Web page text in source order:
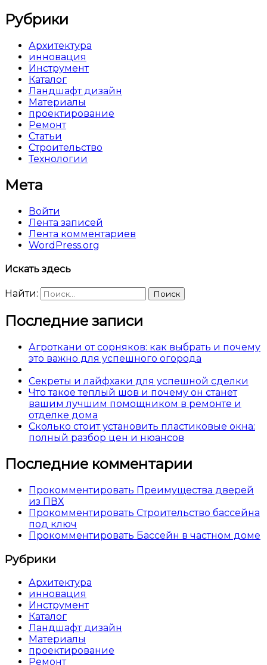
Рубрики
Архитектура
инновация
Инструмент
Каталог
Ландшафт дизайн
Материалы
проектирование
Ремонт
Статьи
Строительство
Технологии
Мета
Войти
Лента записей
Лента комментариев
WordPress.org
Искать здесь
Найти:
Последние записи
Агроткани от сорняков: как выбрать и почему
это важно для успешного огорода
Секреты и лайфхаки для успешной сделки
Что такое теплый шов и почему он станет
вашим лучшим помощником в ремонте и
отделке дома
Сколько стоит установить пластиковые окна:
полный разбор цен и нюансов
Последние комментарии
Прокомментировать Преимущества дверей
из ПВХ
Прокомментировать Строительство бассейна
под ключ
Прокомментировать Бассейн в частном доме
Рубрики
Архитектура
инновация
Инструмент
Каталог
Ландшафт дизайн
Материалы
проектирование
Ремонт